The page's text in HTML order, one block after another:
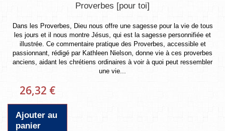
Proverbes [pour toi]
Dans les Proverbes, Dieu nous offre une sagesse pour la vie de tous
les jours et il nous montre Jésus, qui est la sagesse personnifiée et
illustrée. Ce commentaire pratique des Proverbes, accessible et
passionnant, rédigé par Kathleen Nielson, donne vie à ces proverbes
anciens, aidant les chrétiens ordinaires à voir à quoi peut ressembler
une vie...
26,32 €
Ajouter au
panier